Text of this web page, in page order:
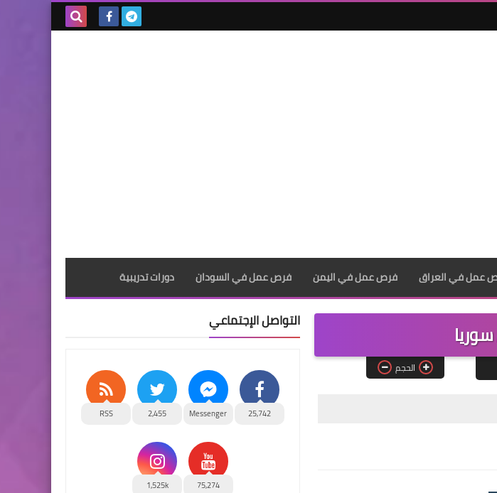
عمل في العراق فرص عمل في اليمن فرص عمل في السودان دورات تدريبية
الحجم
التواصل الإجتماعي
25,742
Messenger
2,455
RSS
75,274
1,525k